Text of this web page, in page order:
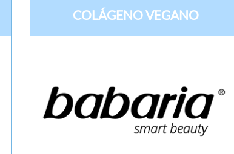
COLÁGENO VEGANO